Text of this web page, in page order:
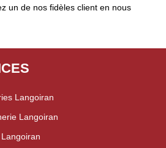
un de nos fidèles client en nous
Langoiran
Langoiran